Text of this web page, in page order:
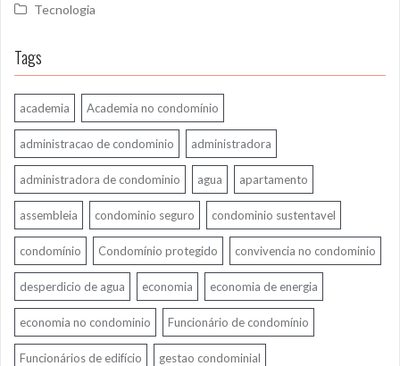
Tecnologia
Tags
academia Academia no condomínio
administracao de condominio administradora
administradora de condominio agua apartamento
assembleia condominio seguro condominio sustentavel
condomínio Condomínio protegido convivencia no condominio
desperdicio de agua economia economia de energia
economia no condominio Funcionário de condomínio
Funcionários de edifício gestao condominial